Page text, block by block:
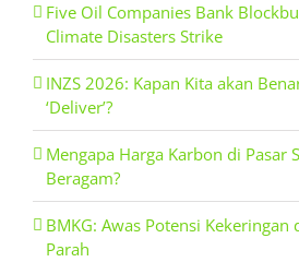
Five Oil Companies Bank
Climate Disasters Strike
INZS 2026: Kapan Kita akan
‘Deliver’?
Mengapa Harga Karbon di Pasar
Beragam?
BMKG: Awas Potensi
Parah